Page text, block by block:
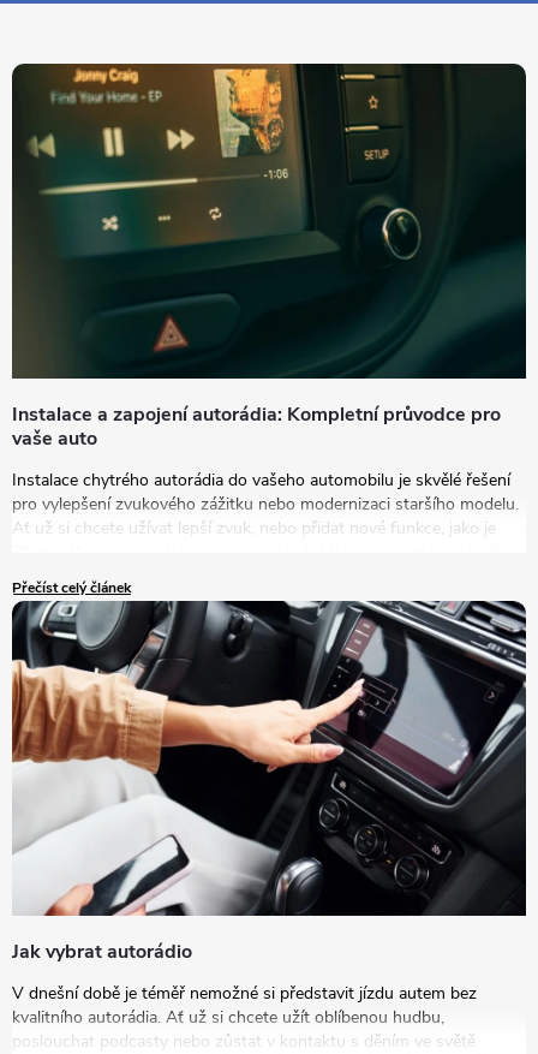
t
Instalace a zapojení autorádia: Kompletní průvodce pro
vaše auto
Instalace chytrého autorádia do vašeho automobilu je skvělé řešení
pro vylepšení zvukového zážitku nebo modernizaci staršího modelu.
Ať už si chcete užívat lepší zvuk, nebo přidat nové funkce, jako je
autorádia za nový model je tou správnou volbou.
Přečíst celý článek
Jak vybrat autorádio
V dnešní době je téměř nemožné si představit jízdu autem bez
kvalitního autorádia. Ať už si chcete užít oblíbenou hudbu,
poslouchat podcasty nebo zůstat v kontaktu s děním ve světě